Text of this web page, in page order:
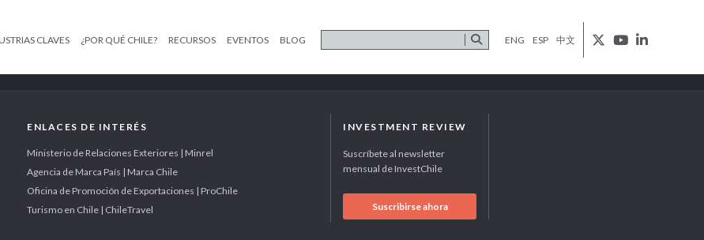
CLAVES ¿POR QUÉ CHILE? RECURSOS EVENTOS BLOG ENG ESP 中文
ENLACES DE INTERÉS
Ministerio de Relaciones Exteriores | Minrel
Agencia de Marca País | Marca Chile
Oficina de Promoción de Exportaciones | ProChile
Turismo en Chile | ChileTravel
INVESTMENT REVIEW
Suscríbete al newsletter
mensual de InvestChile
Suscribirse ahora